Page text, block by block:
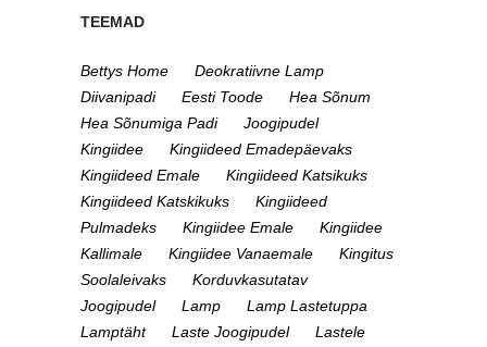
TEEMAD
Bettys Home
Deokratiivne Lamp
Diivanipadi
Eesti Toode
Hea Sõnum
Hea Sõnumiga Padi
Joogipudel
Kingiidee
Kingiideed Emadepäevaks
Kingiideed Emale
Kingiideed Katsikuks
Kingiideed Katskikuks
Kingiideed
Pulmadeks
Kingiidee Emale
Kingiidee
Kallimale
Kingiidee Vanaemale
Kingitus
Soolaleivaks
Korduvkasutatav
Joogipudel
Lamp
Lamp Lastetuppa
Lamptäht
Laste Joogipudel
Lastele